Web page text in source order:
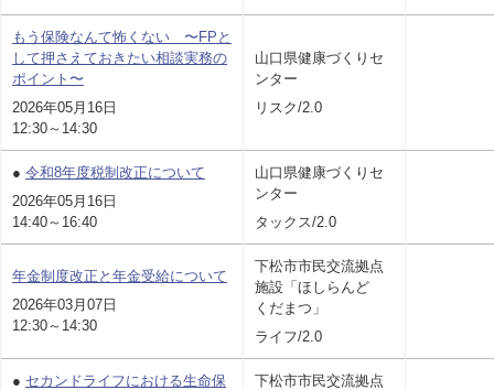
もう保険なんて怖くない 〜FPと
して押さえておきたい相談実務の
ポイント〜
2026年05月16日
12:30～14:30
山口県健康づくりセ
ンター
リスク/2.0
● 令和8年度税制改正について
2026年05月16日
14:40～16:40
山口県健康づくりセ
ンター
タックス/2.0
年金制度改正と年金受給について
2026年03月07日
12:30～14:30
下松市市民交流拠点
施設「ほしらんど
くだまつ」
ライフ/2.0
● セカンドライフにおける生命保
下松市市民交流拠点